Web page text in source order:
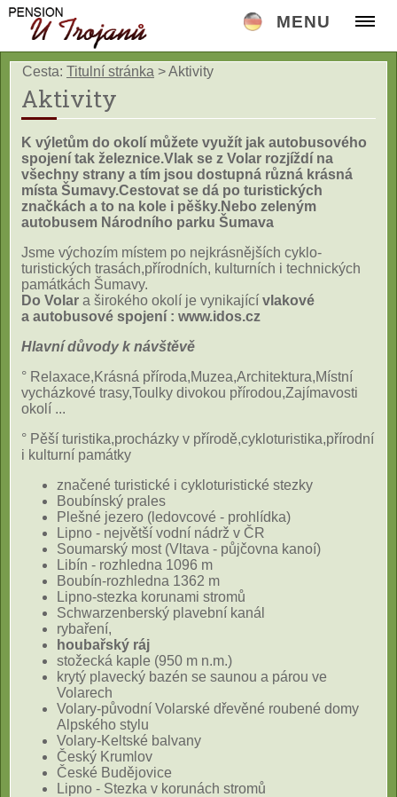
MENU
Cesta: Titulní stránka >Aktivity
Aktivity
K výletům do okolí můžete využít jak autobusového
spojení tak železnice.Vlak se z Volar rozjíždí na
všechny strany a tím jsou dostupná různá krásná
místa Šumavy.Cestovat se dá po turistických
značkách a to na kole i pěšky.Nebo zeleným
autobusem Národního parku Šumava
Jsme výchozím místem po nejkrásnějších cyklo-
turistických trasách,přírodních, kulturních i technických
památkách Šumavy.
Do Volar a širokého okolí je vynikající vlakové
a autobusové spojení : www.idos.cz
Hlavní důvody k návštěvě
° Relaxace,Krásná příroda,Muzea,Architektura,Místní
vycházkové trasy,Toulky divokou přírodou,Zajímavosti
okolí ...
° Pěší turistika,procházky v přírodě,cykloturistika,přírodní
i kulturní památky
značené turistické i cykloturistické stezky
Boubínský prales
Plešné jezero (ledovcové - prohlídka)
Lipno - největší vodní nádrž v ČR
Soumarský most (Vltava - půjčovna kanoí)
Libín - rozhledna 1096 m
Boubín-rozhledna 1362 m
Lipno-stezka korunami stromů
Schwarzenberský plavební kanál
rybaření,
houbařský ráj
stožecká kaple (950 m n.m.)
krytý plavecký bazén se saunou a párou ve
Volarech
Volary-původní Volarské dřevěné roubené domy
Alpského stylu
Volary-Keltské balvany
Český Krumlov
České Budějovice
Lipno - Stezka v korunách stromů